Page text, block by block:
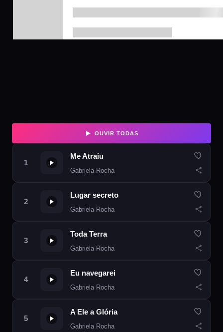
OUVIR TODAS
Me Atraiu
Gabriela Rocha
Lugar secreto
Gabriela Rocha
Toda Terra
Gabriela Rocha
Eu navegarei
Gabriela Rocha
A Ele a Glória
Gabriela Rocha